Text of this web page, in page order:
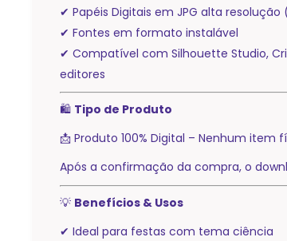
✔ Papéis Digitais em JPG alta resolução
✔ Fontes em formato instalável
✔ Compatível com Silhouette Studio,
editores
🛍️ Tipo de Produto
📩 Produto 100% Digital – Nenhum item
Após a confirmação da compra, o
💡 Benefícios & Usos
✔ Ideal para festas com tema ciência